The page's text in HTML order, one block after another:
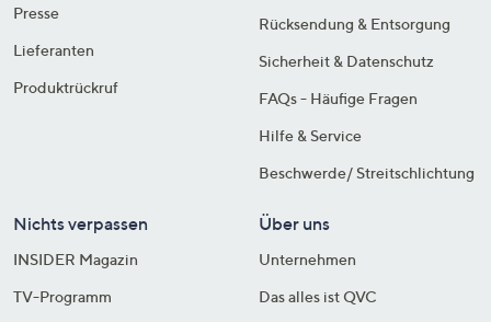
Presse
Lieferanten
Produktrückruf
Rücksendung & Entsorgung
Sicherheit & Datenschutz
FAQs - Häufige Fragen
Hilfe & Service
Beschwerde/ Streitschlichtung
Nichts verpassen
INSIDER Magazin
TV-Programm
Über uns
Unternehmen
Das alles ist QVC